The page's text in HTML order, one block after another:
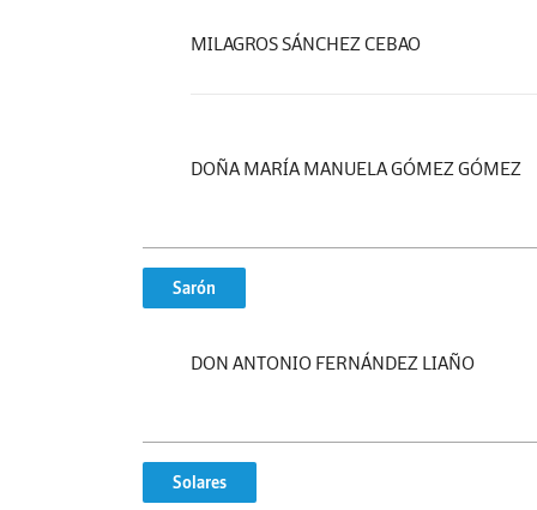
MILAGROS SÁNCHEZ CEBAO
DOÑA MARÍA MANUELA GÓMEZ GÓMEZ
Sarón
DON ANTONIO FERNÁNDEZ LIAÑO
Solares